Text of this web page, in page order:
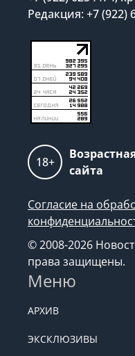
Реклама на сайте:
+7 (922) 6254474,
Редакция: +7 (922)
Согласие на
© 2008-2026
права защищены.
Меню
АРХИВ